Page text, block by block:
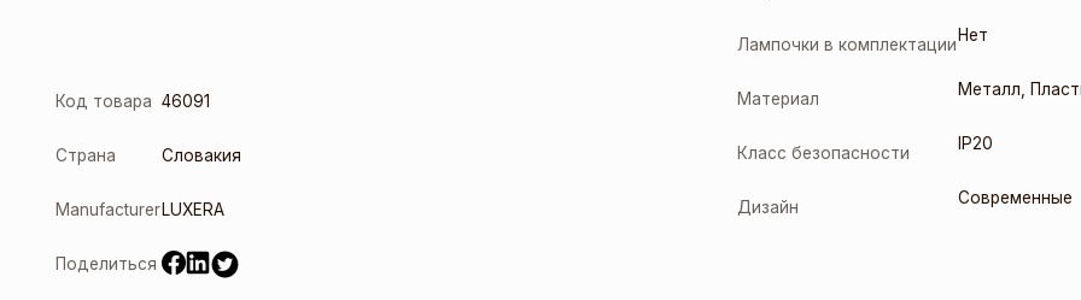
Код товара 46091
Страна Словакия
Manufacturer LUXERA
Поделиться
Лампочки в комплектации Нет
Материал Металл
Класс безопасности IP20
Дизайн Современные